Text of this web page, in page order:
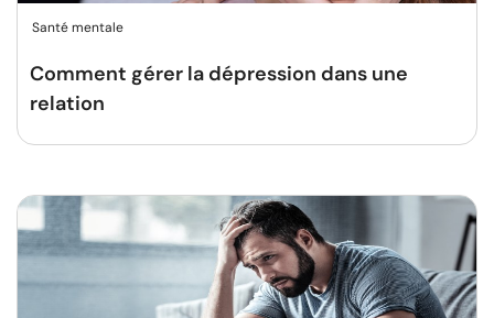
Santé mentale
Comment gérer la dépression dans une
relation